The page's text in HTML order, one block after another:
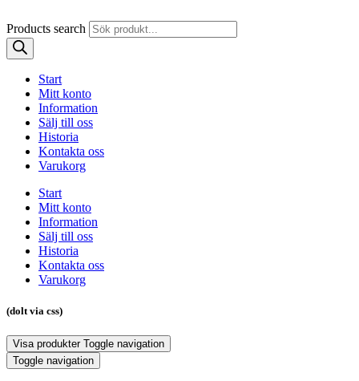
Products search
Start
Mitt konto
Information
Sälj till oss
Historia
Kontakta oss
Varukorg
Start
Mitt konto
Information
Sälj till oss
Historia
Kontakta oss
Varukorg
(dolt via css)
Visa produkter Toggle navigation
Toggle navigation